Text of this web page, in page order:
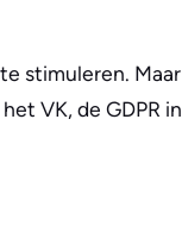
stimuleren. Maar
VK, de GDPR in